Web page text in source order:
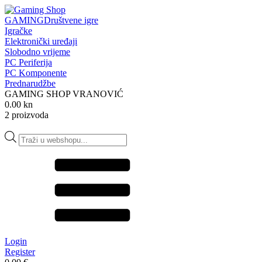
GAMINGDruštvene igre
Igračke
Elektronički uređaji
Slobodno vrijeme
PC Periferija
PC Komponente
Prednarudžbe
GAMING SHOP VRANOVIĆ
0.00 kn
2 proizvoda
Products
search
Login
Register